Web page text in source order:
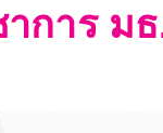
การ ม